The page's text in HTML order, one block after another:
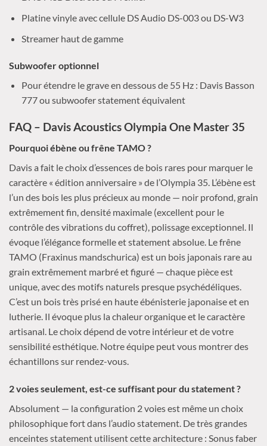
Platine vinyle avec cellule DS Audio DS-003 ou DS-W3
Streamer haut de gamme
Subwoofer optionnel
Pour étendre le grave en dessous de 55 Hz : Davis Basson
777 ou subwoofer statement équivalent
FAQ – Davis Acoustics Olympia One Master 35
Pourquoi ébène ou frêne TAMO ?
Davis a fait le choix d’essences de bois rares pour marquer le
caractère « édition anniversaire » de l’Olympia 35. L’ébène est
l’un des bois les plus précieux au monde — noir profond, grain
extrêmement fin, densité maximale (excellent pour le
contrôle des vibrations du coffret), polissage exceptionnel. Il
évoque l’élégance formelle et statement absolue. Le frêne
TAMO (Fraxinus mandschurica) est un bois japonais rare au
grain extrêmement marbré et figuré — chaque pièce est
unique, avec des motifs naturels presque psychédéliques.
C’est un bois très prisé en haute ébénisterie japonaise et en
lutherie. Il évoque plus la chaleur organique et le caractère
artisanal. Le choix dépend de votre intérieur et de votre
sensibilité esthétique. Notre équipe peut vous montrer des
échantillons sur rendez-vous.
2 voies seulement, est-ce suffisant pour du statement ?
Absolument — la configuration 2 voies est même un choix
philosophique fort dans l’audio statement. De très grandes
enceintes statement utilisent cette architecture : Sonus faber